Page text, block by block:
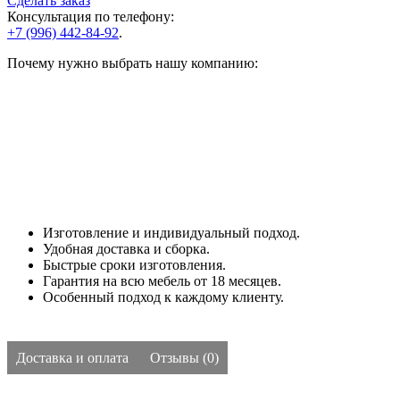
Консультация по телефону:
+7 (996) 442-84-92.
Почему нужно выбрать нашу компанию:
Изготовление и индивидуальный подход.
Удобная доставка и сборка.
Быстрые сроки изготовления.
Гарантия на всю мебель от 18 месяцев.
Особенный подход к каждому клиенту.
Доставка и оплата Отзывы (0)